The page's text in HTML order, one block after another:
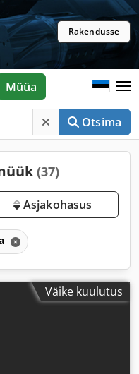
Rakendusse
Otsima
Müüa
(37)
Asjakohasus
Väike kuulutus